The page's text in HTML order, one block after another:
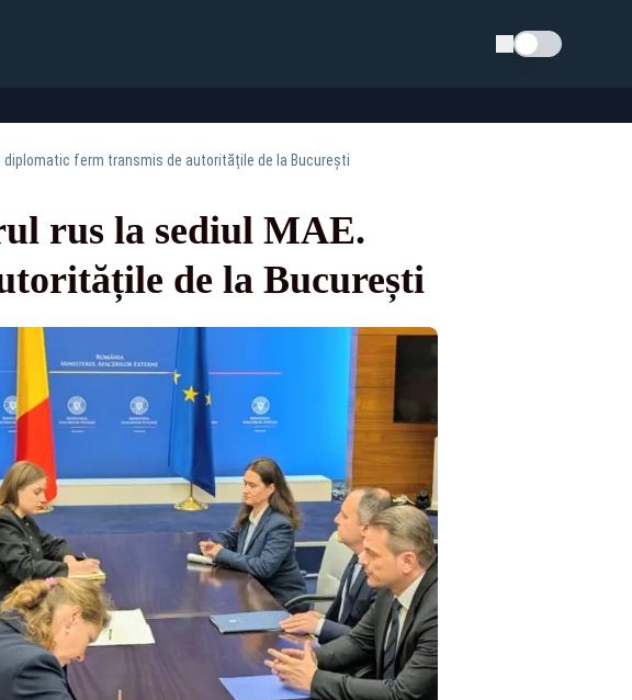
Schimba tema
diplomatic ferm transmis de autoritățile de la București
rus la sediul MAE.
de la București